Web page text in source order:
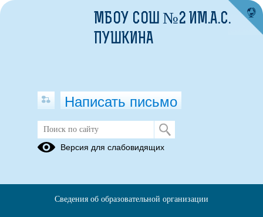
ОТВЕТЫ НА ЧАСТО ЗАДАВАЕМЫЕ
ВОПРОСЫ
Вопрос : Как будет проходить в
школе прием детей в первый класс?
МБОУ СОШ №2 ИМ.А.С.
ПУШКИНА
Написать письмо
Версия для слабовидящих
Сведения об образовательной организации